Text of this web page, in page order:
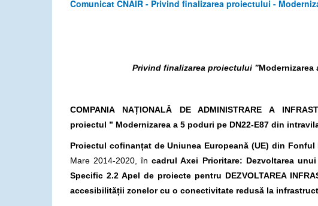
Comunicat CNAIR - Privind finalizarea proiectului -
Privind finalizarea proiectului ”Modernizarea
COMPANIA NAȚIONALĂ DE ADMINISTRARE A
proiectul ” Modernizarea a 5 poduri pe DN22-E87 din
Proiectul cofinanțat de Uniunea Europeană (UE) din
Mare 2014-2020, încadrul Axei Prioritare: Dezvoltarea
Specific 2.2 Apel de proiecte pentru DEZVOLTAREA
accesibilității zonelor cu o conectivitate redusă la